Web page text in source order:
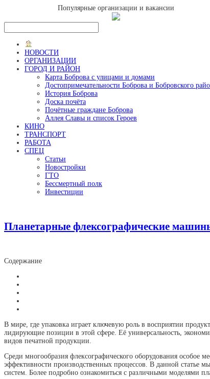
Популярные организации и вакансии
НОВОСТИ
ОРГАНИЗАЦИИ
ГОРОД И РАЙОН
Карта Боброва с улицами и домами
Достопримечательности Боброва и Бобровского
История Боброва
Доска почёта
Почётные граждане Боброва
Аллея Славы и список Героев
КИНО
ТРАНСПОРТ
РАБОТА
СПЕЦ
Статьи
Новостройки
ГТО
Бессмертный полк
Инвестиции
Планетарные флексографические
Содержание
В мире, где упаковка играет ключевую роль в восприятии
лидирующие позиции в этой сфере. Её универсальность,
видов печатной продукции.
Среди многообразия флексографического оборудования
эффективности производственных процессов. В данной
систем. Более подробно ознакомиться с различными моделями